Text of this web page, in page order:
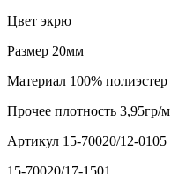
Цвет экрю
Размер 20мм
Материал 100% полиэстер
Прочее плотность 3,95гр/м
Артикул 15-70020/12-0105
15-70020/17-1501